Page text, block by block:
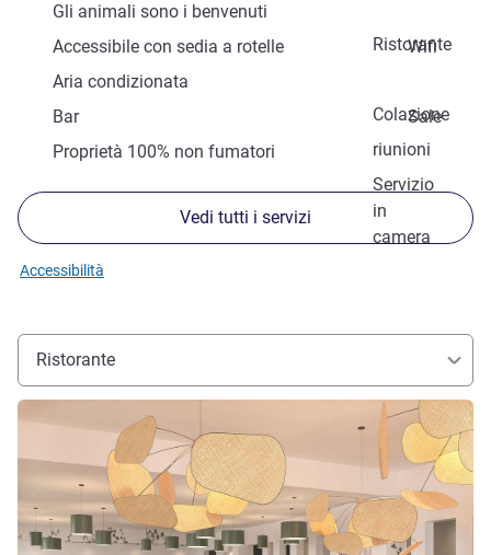
Gli animali sono i benvenuti
Ristorante
Accessibile con sedia a rotelle
Wifi
Aria condizionata
Colazione
Bar
Sale
riunioni
Proprietà 100% non fumatori
Servizio
in
camera
Vedi tutti i servizi
Accessibilità
Ristorante
Visualizza dettagli